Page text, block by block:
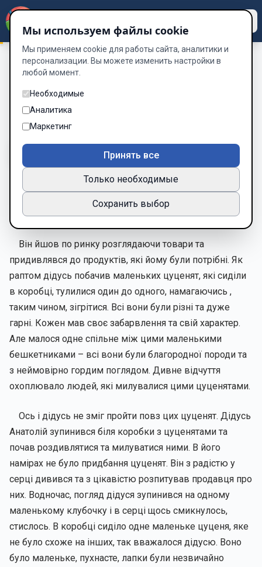
Люб’язне серце /
Знайомство
Глава 1 из 15
Шрифт
У листопаді, одного осіннього ранку, дідусь поїхав на
ринок купити продуктів.
Він йшов по ринку розглядаючи товари та
придивлявся до продуктів, які йому були потрібні. Як
раптом дідусь побачив маленьких цуценят, які сиділи
в коробці, тулилися один до одного, намагаючись ,
таким чином, зігрітися. Всі вони були різні та дуже
гарні. Кожен мав своє забарвлення та свій характер.
Але малося одне спільне між цими маленькими
бешкетниками – всі вони були благородної породи та
з неймовірно гордим поглядом. Дивне відчуття
охоплювало людей, які милувалися цими цуценятами.
Ось і дідусь не зміг пройти повз цих цуценят. Дідусь
Анатолій зупинився біля коробки з цуценятами та
почав роздивлятися та милуватися ними. В його
намірах не було придбання цуценят. Він з радістю у
серці дивився та з цікавістю розпитував продавця про
них. Водночас, погляд дідуся зупинився на одному
маленькому клубочку і в серці щось смикнулось,
стислось. В коробці сиділо одне маленьке цуценя, яке
не було схоже на інших, так вважалося дідусю. Воно
було маленьке, пухнасте, лапки були незвичайно
Мы используем файлы cookie
Мы применяем cookie для работы сайта, аналитики и
персонализации. Вы можете изменить настройки в
любой момент.
Необходимые
Аналитика
Маркетинг
Принять все
Только необходимые
Сохранить выбор